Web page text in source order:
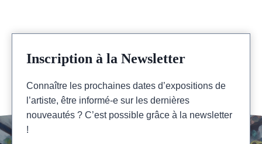
Inscription à la Newsletter
Connaître les prochaines dates d’expositions de
l’artiste, être informé-e sur les dernières
nouveautés ? C’est possible grâce à la newsletter
!